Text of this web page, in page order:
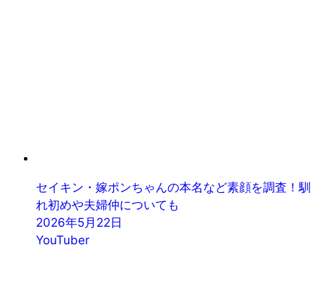
セイキン・嫁ポンちゃんの本名など素顔を調査！馴
れ初めや夫婦仲についても
2026年5月22日
YouTuber